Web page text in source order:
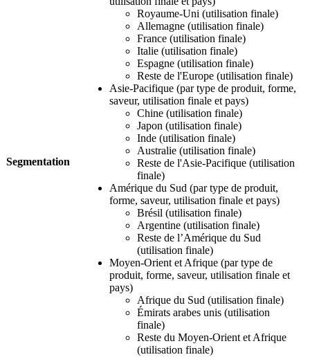
Segmentation
Royaume-Uni (utilisation finale)
Allemagne (utilisation finale)
France (utilisation finale)
Italie (utilisation finale)
Espagne (utilisation finale)
Reste de l'Europe (utilisation finale)
Asie-Pacifique (par type de produit, forme,
saveur, utilisation finale et pays)
Chine (utilisation finale)
Japon (utilisation finale)
Inde (utilisation finale)
Australie (utilisation finale)
Reste de l'Asie-Pacifique (utilisation
finale)
Amérique du Sud (par type de produit,
forme, saveur, utilisation finale et pays)
Brésil (utilisation finale)
Argentine (utilisation finale)
Reste de l’Amérique du Sud
(utilisation finale)
Moyen-Orient et Afrique (par type de
produit, forme, saveur, utilisation finale et
pays)
Afrique du Sud (utilisation finale)
Émirats arabes unis (utilisation
finale)
Reste du Moyen-Orient et Afrique
(utilisation finale)